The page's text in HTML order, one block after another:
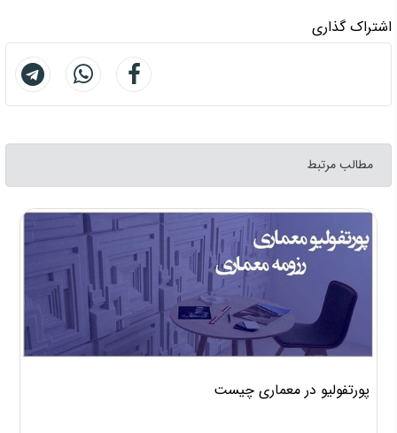
اشتراک گذاری
مطالب مرتبط
پورتفولیو در معماری چیست